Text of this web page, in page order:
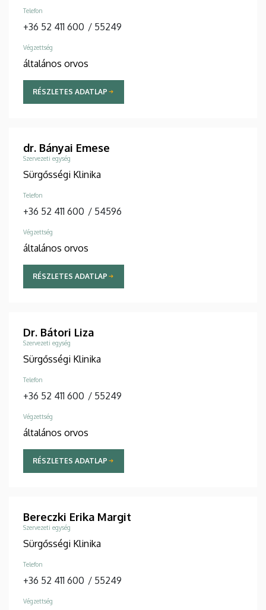
Telefon
+36 52 411 600 / 55249
Végzettség
általános orvos
RÉSZLETES ADATLAP
dr. Bányai Emese
Szervezeti egység
Sürgősségi Klinika
Telefon
+36 52 411 600 / 54596
Végzettség
általános orvos
RÉSZLETES ADATLAP
Dr. Bátori Liza
Szervezeti egység
Sürgősségi Klinika
Telefon
+36 52 411 600 / 55249
Végzettség
általános orvos
RÉSZLETES ADATLAP
Bereczki Erika Margit
Szervezeti egység
Sürgősségi Klinika
Telefon
+36 52 411 600 / 55249
Végzettség